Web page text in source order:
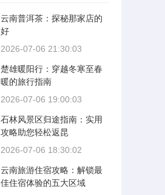
云南普洱茶：探秘那家店的
好
2026-07-06 21:30:03
楚雄暖阳行：穿越冬寒至春
暖的旅行指南
2026-07-06 19:00:03
石林风景区归途指南：实用
攻略助您轻松返昆
2026-07-06 18:30:02
云南旅游住宿攻略：解锁最
佳住宿体验的五大区域